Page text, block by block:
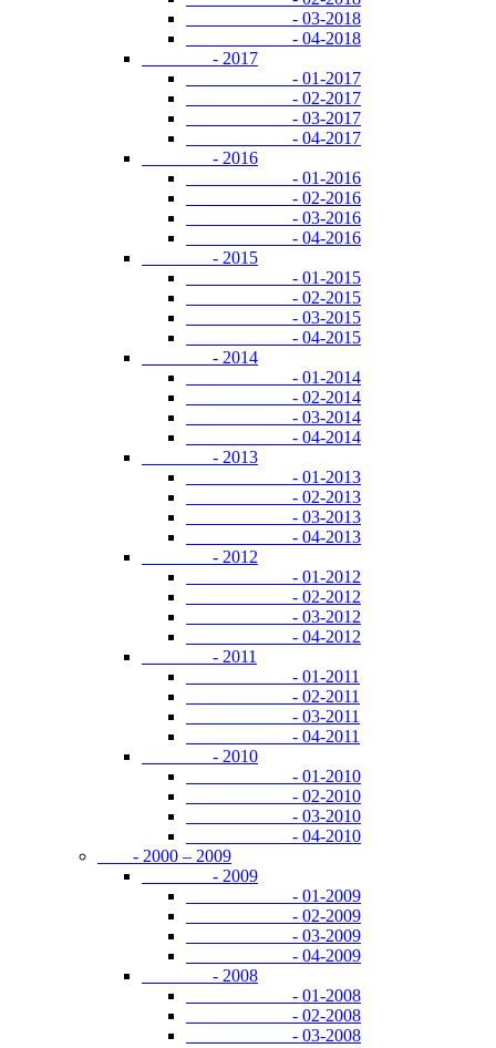
- 03-2018
- 04-2018
- 2017
- 01-2017
- 02-2017
- 03-2017
- 04-2017
- 2016
- 01-2016
- 02-2016
- 03-2016
- 04-2016
- 2015
- 01-2015
- 02-2015
- 03-2015
- 04-2015
- 2014
- 01-2014
- 02-2014
- 03-2014
- 04-2014
- 2013
- 01-2013
- 02-2013
- 03-2013
- 04-2013
- 2012
- 01-2012
- 02-2012
- 03-2012
- 04-2012
- 2011
- 01-2011
- 02-2011
- 03-2011
- 04-2011
- 2010
- 01-2010
- 02-2010
- 03-2010
- 04-2010
- 2000 – 2009
- 2009
- 01-2009
- 02-2009
- 03-2009
- 04-2009
- 2008
- 01-2008
- 02-2008
- 03-2008